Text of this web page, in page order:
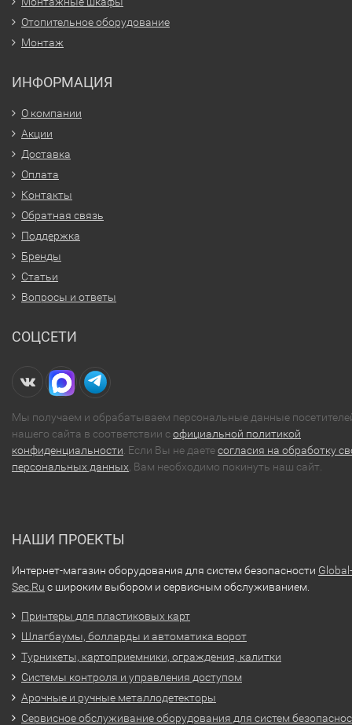
Отопительное оборудование
Монтаж
ИНФОРМАЦИЯ
О компании
Акции
Доставка
Оплата
Контакты
Обратная связь
Поддержка
Бренды
Статьи
Вопросы и ответы
СОЦСЕТИ
Мы получаем и обрабатываем персональные данные
нашего сайта в соответствии софициальной политикой
конфиденциальности . Если Вы не даетесогласия на обработку
персональных данных , Вам необходимо покинуть наш сайт.
НАШИ ПРОЕКТЫ
Интернет-магазин оборудования для систем безопасности Global-
Sec.Ru с широким выбором и сервисным обслуживанием.
Принтеры для пластиковых карт
Шлагбаумы, болларды и автоматика ворот
Турникеты, картоприемники, ограждения, калитки
Системы контроля и управления доступом
Арочные и ручные металлодетекторы
Сервисное обслуживание оборудования для систем